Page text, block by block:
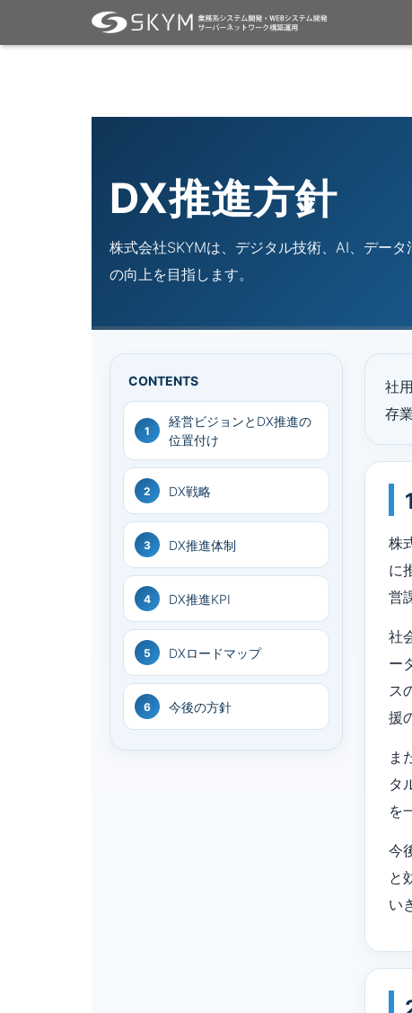
DX推進方針
株式会社SKYMは、デジタル技術、AI、デー
の向上を目指します。
CONTENTS
1
経営ビジョンとDX推進の
位置付け
2 DX戦略
3 DX推進体制
4 DX推進KPI
5 DXロードマップ
6 今後の方針
社
存
株
に
営
社
ー
ス
援
ま
タ
を
今
と
い